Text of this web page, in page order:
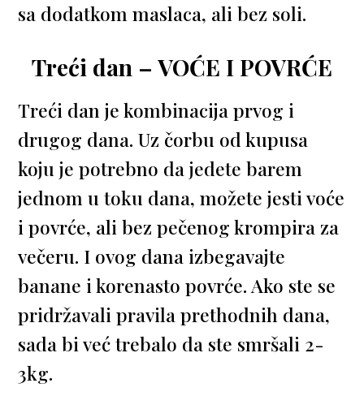
sa dodatkom maslaca, ali bez soli.
Treći dan – VOĆE I POVRĆE
Treći dan je kombinacija prvog i
drugog dana. Uz čorbu od kupusa
koju je potrebno da jedete barem
jednom u toku dana, možete jesti voće
i povrće, ali bez pečenog krompira za
večeru. I ovog dana izbegavajte
banane i korenasto povrće. Ako ste se
pridržavali pravila prethodnih dana,
sada bi već trebalo da ste smršali 2-
3kg.